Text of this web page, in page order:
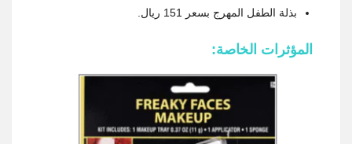
بذلة الطفل المهرج بسعر 151 ريال.
المؤثرات الخاصة: